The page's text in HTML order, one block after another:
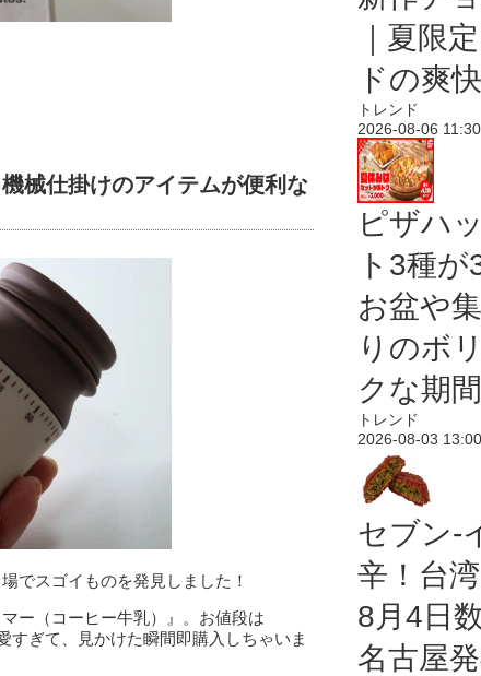
械仕掛けのアイテムが便利な
でスゴイものを発見しました！
ー（コーヒー牛乳）』。お値段は
すぎて、見かけた瞬間即購入しちゃいま
｜夏限
ドの爽
トレンド
2026-08-06 11:30
ピザハ
ト3種が
お盆や
りのボ
クな期
トレンド
2026-08-03 13:00
セブン-
辛！台
8月4日
名古屋